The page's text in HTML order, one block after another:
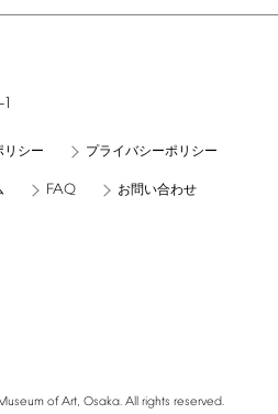
リシー プライバシーポリシー
FAQ お問い合わせ
of Art, Osaka. All rights reserved.